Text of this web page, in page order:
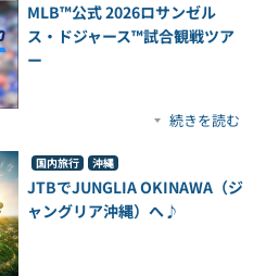
MLB™公式 2026ロサンゼル
ス・ドジャース™試合観戦ツア
ー
続きを読む
国内旅行 沖縄
JTBでJUNGLIA OKINAWA（ジ
ャングリア沖縄）へ♪